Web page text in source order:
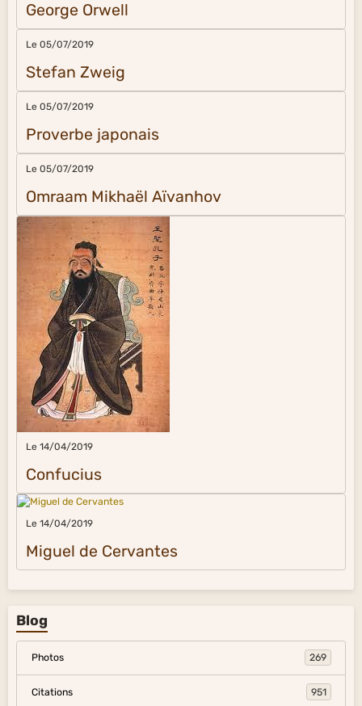
George Orwell
Le 05/07/2019
Stefan Zweig
Le 05/07/2019
Proverbe japonais
Le 05/07/2019
Omraam Mikhaël Aïvanhov
Le 14/04/2019
Confucius
Le 14/04/2019
Miguel de Cervantes
Blog
Photos 269
Citations 951